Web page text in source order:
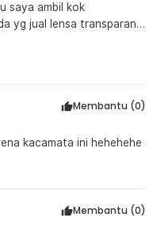
saya ambil kok
Membantu (0)
kacamata ini hehehehe
Membantu (0)